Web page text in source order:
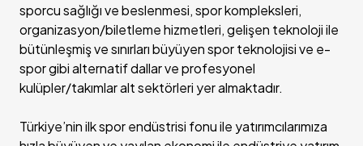
sporcu sağlığı ve beslenmesi, spor kompleksleri,
organizasyon/biletleme hizmetleri, gelişen teknoloji ile
bütünleşmiş ve sınırları büyüyen spor teknolojisi ve e-
spor gibi alternatif dallar ve profesyonel
kulüpler/takımlar alt sektörleri yer almaktadır.
Türkiye’nin ilk spor endüstrisi fonu ile yatırımcılarımıza